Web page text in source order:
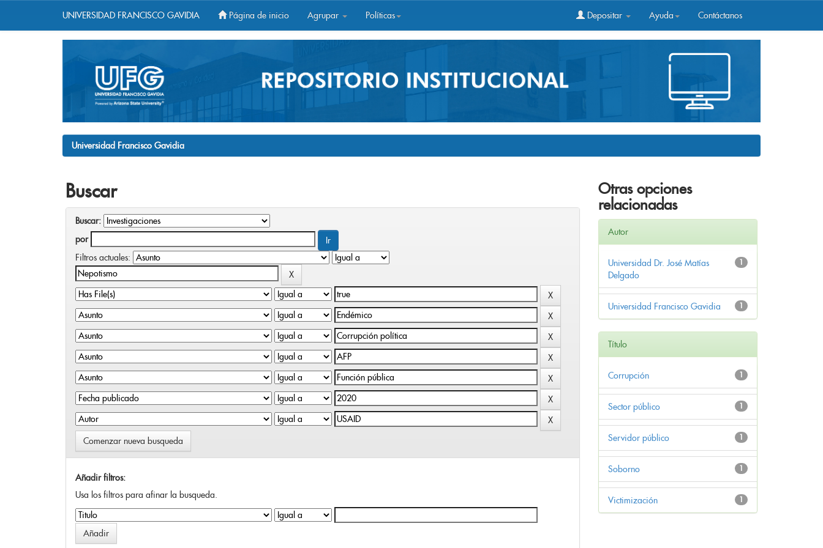
UNIVERSIDAD FRANCISCO GAVIDIA Página de inicio Agrupar Políticas Depositar Ayuda Contáctanos
Universidad Francisco Gavidia
Buscar
Buscar:
por
Filtros actuales:
Comenzar nueva busqueda
Añadir filtros:
Usa los filtros para afinar la busqueda.
Otras opciones
relacionadas
Autor
1
Universidad Dr. José Matías
Delgado
1
Universidad Francisco Gavidia
Título
1
Corrupción
1
Sector público
1
Servidor público
1
Soborno
1
Victimización